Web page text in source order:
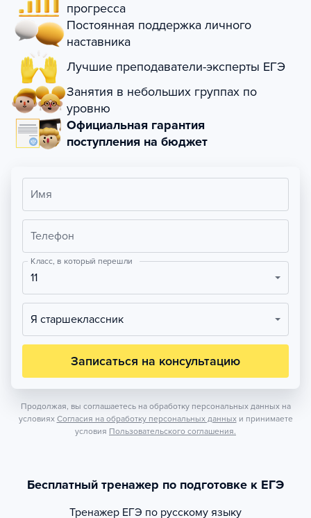
прогресса
Постоянная поддержка личного
наставника
Лучшие преподаватели-эксперты ЕГЭ
Занятия в небольших группах по
уровню
Официальная гарантия
поступления на бюджет
Имя
Телефон
Класс, в который перешли
11
Я старшеклассник
Записаться на консультацию
Продолжая, вы соглашаетесь на обработку персональных данных на
условиях Согласия на обработку персональных данных и принимаете
условия Пользовательского соглашения.
Бесплатный тренажер по подготовке к ЕГЭ
Тренажер ЕГЭ по русскому языку